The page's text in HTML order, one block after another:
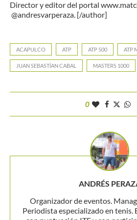
Director y editor del portal
@andresvarperaza. [/author]
ACAPULCO ATP ATP 500 ATP
JUAN SEBASTÍAN CABAL MASTERS 1000
0
ANDRÉS
Organizador de eventos.
Periodista especializado en tenis.